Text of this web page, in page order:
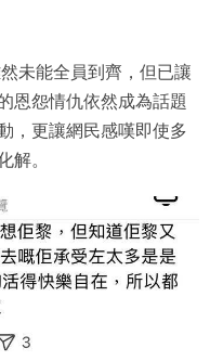
未能全員到齊，但已讓
恩怨情仇依然成為話題
，更讓網民感嘆即使多
解。